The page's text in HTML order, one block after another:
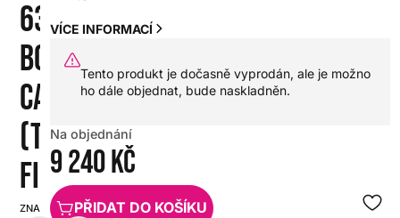
633BT
BOOM BOX
CAJON
(TEXTURED
FINISH)
ZNAČKA:SKU:
VÍCE INFORMACÍ
Tento produkt je dočasně vyprodán, ale je možno
ho dále objednat, bude naskladněn.
Na objednání
9 240 Kč
PŘIDAT DO KOŠÍKU